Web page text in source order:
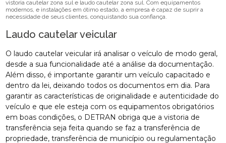
vistoria cautelar zona sul e laudo cautelar zona sul. Com equipamentos
modernos, e instalações em ótimo estado, a empresa é capaz de suprir a
necessidade de seus clientes, conquistando sua confiança.
Laudo cautelar veicular
O laudo cautelar veicular irá analisar o veículo de modo geral,
desde a sua funcionalidade até a análise da documentação.
Além disso, é importante garantir um veículo capacitado e
dentro da lei, deixando todos os documentos em dia. Para
garantir as características de originalidade e autenticidade do
veículo e que ele esteja com os equipamentos obrigatórios
em boas condições, o DETRAN obriga que a vistoria de
transferência seja feita quando se faz a transferência de
propriedade, transferência de município ou regulamentação